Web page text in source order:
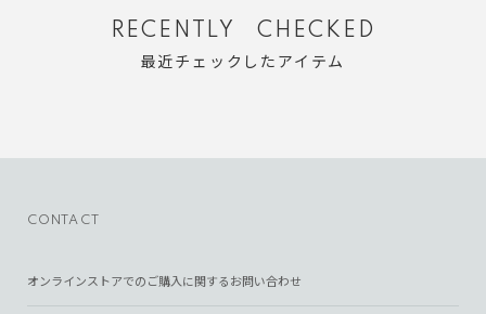
RECENTLY CHECKED
最近チェックしたアイテム
CONTACT
オンラインストアでのご購入に関するお問い合わせ